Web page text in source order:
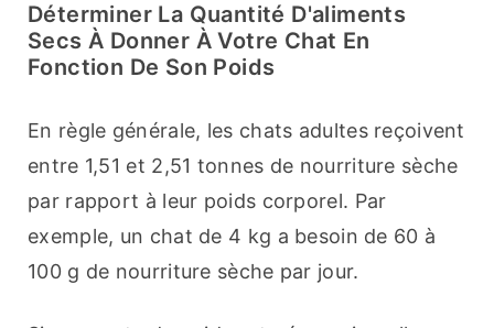
Déterminer La Quantité D'aliments
Secs À Donner À Votre Chat En
Fonction De Son Poids
En règle générale, les chats adultes reçoivent
entre 1,51 et 2,51 tonnes de nourriture sèche
par rapport à leur poids corporel. Par
exemple, un chat de 4 kg a besoin de 60 à
100 g de nourriture sèche par jour.